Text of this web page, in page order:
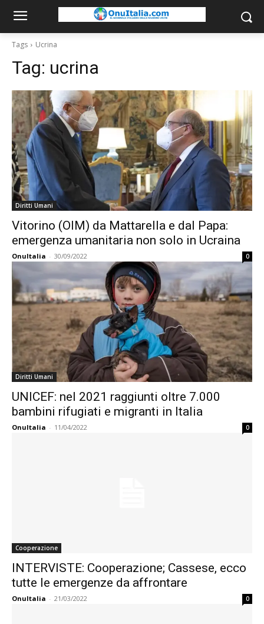
Tags Ucrina
Tag: ucrina
Diritti Umani
Vitorino (OIM) da Mattarella e dal Papa:
emergenza umanitaria non solo in Ucraina
OnuItalia - 30/09/2022 0
Diritti Umani
UNICEF: nel 2021 raggiunti oltre 7.000
bambini rifugiati e migranti in Italia
OnuItalia - 11/04/2022 0
Cooperazione
INTERVISTE: Cooperazione; Cassese, ecco
tutte le emergenze da affrontare
OnuItalia - 21/03/2022 0